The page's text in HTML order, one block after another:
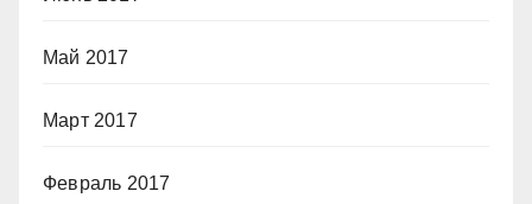
Май 2017
Март 2017
Февраль 2017